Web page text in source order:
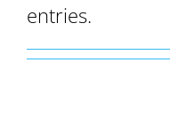
entries.